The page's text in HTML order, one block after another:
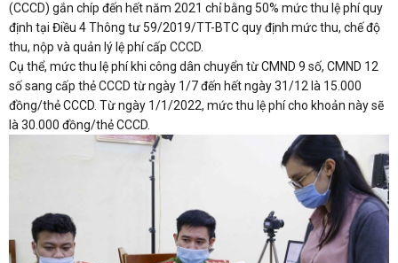
(CCCD) gắn chíp đến hết năm 2021 chỉ bằng 50% mức thu lệ phí quy
định tại Điều 4 Thông tư 59/2019/TT-BTC quy định mức thu, chế độ
thu, nộp và quản lý lệ phí cấp CCCD.
Cụ thể, mức thu lệ phí khi công dân chuyển từ CMND 9 số, CMND 12
số sang cấp thẻ CCCD từ ngày 1/7 đến hết ngày 31/12 là 15.000
đồng/thẻ CCCD. Từ ngày 1/1/2022, mức thu lệ phí cho khoản này sẽ
là 30.000 đồng/thẻ CCCD.